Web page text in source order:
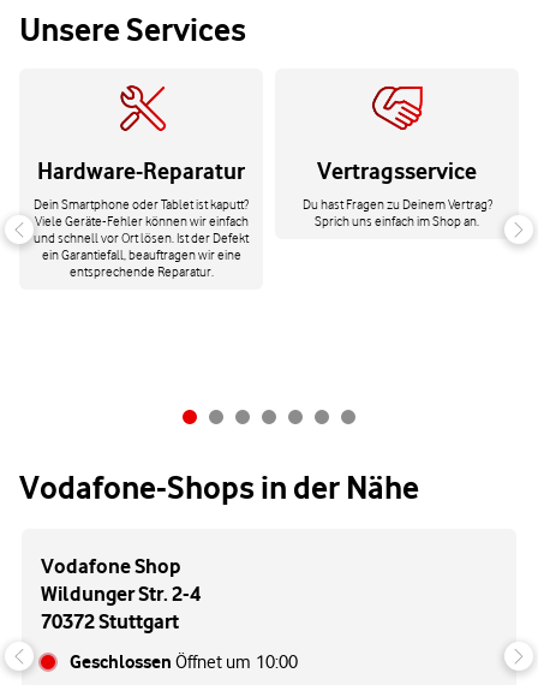
Unsere Services
Hardware-Reparatur
Dein Smartphone oder Tablet ist kaputt?
Viele Geräte-Fehler können wir einfach
und schnell vor Ort lösen. Ist der Defekt
ein Garantiefall, beauftragen wir eine
entsprechende Reparatur.
Vertragsservice
Du hast Fragen zu Deinem Vertrag?
Sprich uns einfach im Shop an.
Vodafone-Shops in der Nähe
Vodafone Shop
Wildunger Str. 2-4
70372 Stuttgart
Geschlossen Öffnet um 10:00